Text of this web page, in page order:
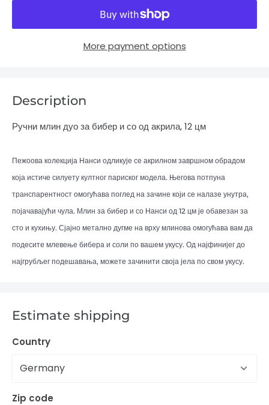
More payment options
Description
Ручни млин дуо за бибер и со од акрила, 12 цм
Пежоова колекција Нанси одликује се акрилном завршном обрадом
која истиче силуету култног париског модела. Његова потпуна
транспарентност омогућава поглед на зачине који се налазе унутра,
појачавајући чула. Млин за бибер и со Нанси од 12 цм је обавезан за
сто и кухињу. Сјајно метално дугме на врху млинова омогућава вам да
подесите млевење бибера и соли по вашем укусу. Од најфинијег до
најгрубљег подешавања, можете зачинити своја јела по свом укусу.
Estimate shipping
Country
Zip code